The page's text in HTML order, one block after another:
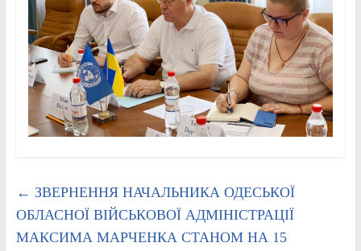
← ЗВЕРНЕННЯ НАЧАЛЬНИКА ОДЕСЬКОЇ
ОБЛАСНОЇ ВІЙСЬКОВОЇ АДМІНІСТРАЦІЇ
МАКСИМА МАРЧЕНКА СТАНОМ НА 15